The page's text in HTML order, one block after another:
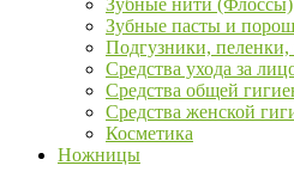
Зубные нити (Флоссы)
Зубные пасты и
Подгузники,
Средства ухода за
Средства общей
Средства женской
Косметика
Ножницы